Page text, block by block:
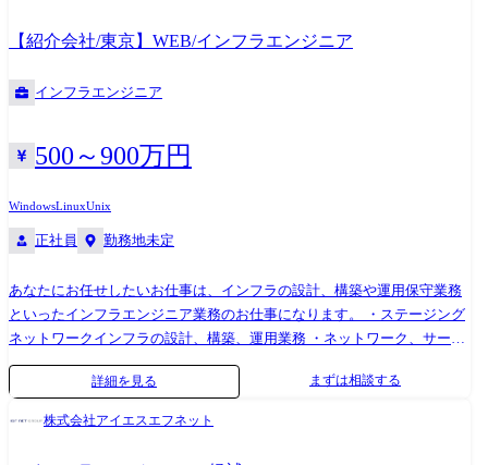
【紹介会社/東京】WEB/インフラエンジニア
インフラエンジニア
500～900万円
WindowsLinuxUnix
正社員 勤務地未定
あなたにお任せしたいお仕事は、インフラの設計、構築や運用保守業務
といったインフラエンジニア業務のお仕事になります。 ・ステージング
ネットワークインフラの設計、構築、運用業務 ・ネットワーク、サーバ
の運用システム及びツール設計、構築、運用業務 ・顧客環境の脆弱性診
断、セキュリティ製品導入、構築～運用保守 ・セキュリティインシデン
ト発生時の調査支援/早期解決/レポート報告 ・SOC、CSIRT構築支援 ・
ートグループ、楽天グループ、サイバーエージェントグループなど、
詳細を見る まずは相談する
株式会社アイエスエフネット